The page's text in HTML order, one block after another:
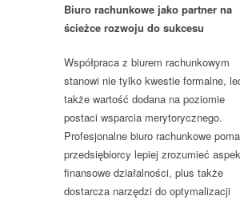
Biuro rachunkowe jako partner na
ścieżce rozwoju do sukcesu
Współpraca z biurem rachunkowym
stanowi nie tylko kwestie formalne,
także wartość dodana na poziomie
postaci wsparcia merytorycznego.
Profesjonalne biuro rachunkowe
przedsiębiorcy lepiej zrozumieć
finansowe działalności, plus także
dostarcza narzędzi do optymalizacji